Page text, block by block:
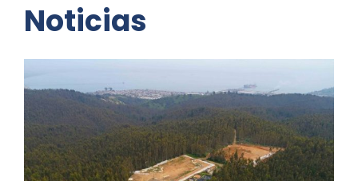
Noticias